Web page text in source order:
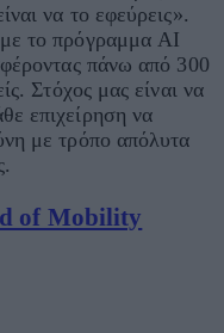
να το εφεύρεις».
το πρόγραμμα AI
πάνω από 300
Στόχος μας είναι να
επιχείρηση να
με τρόπο απόλυτα
of Mobility